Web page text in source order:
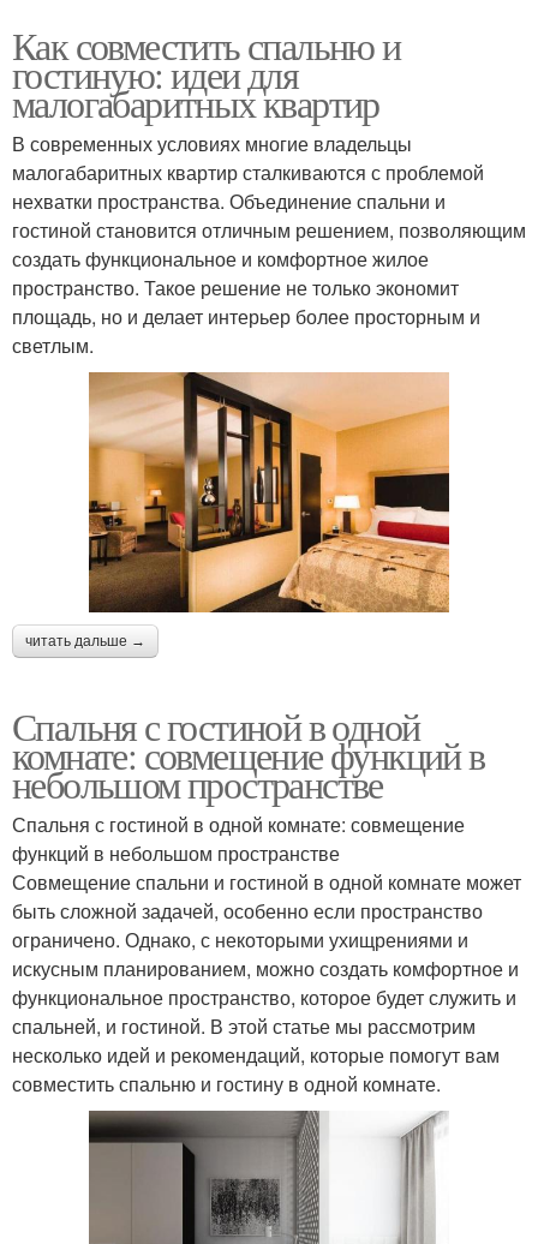
Как совместить спальню и
гостиную: идеи для
малогабаритных квартир
В современных условиях многие владельцы
малогабаритных квартир сталкиваются с проблемой
нехватки пространства. Объединение спальни и
гостиной становится отличным решением, позволяющим
создать функциональное и комфортное жилое
пространство. Такое решение не только экономит
площадь, но и делает интерьер более просторным и
светлым.
читать дальше →
Спальня с гостиной в одной
комнате: совмещение функций в
небольшом пространстве
Спальня с гостиной в одной комнате: совмещение
функций в небольшом пространстве
Совмещение спальни и гостиной в одной комнате может
быть сложной задачей, особенно если пространство
ограничено. Однако, с некоторыми ухищрениями и
искусным планированием, можно создать комфортное и
функциональное пространство, которое будет служить и
спальней, и гостиной. В этой статье мы рассмотрим
несколько идей и рекомендаций, которые помогут вам
совместить спальню и гостину в одной комнате.